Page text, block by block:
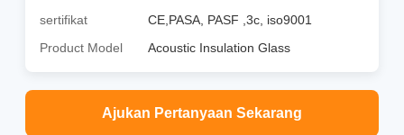
sertifikat
CE,PASA, PASF ,3c, iso9001
Product Model
Acoustic Insulation Glass
Ajukan Pertanyaan Sekarang